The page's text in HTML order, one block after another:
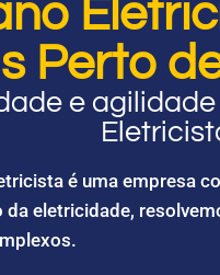
Perto
e
é uma empresa
da eletricidade,